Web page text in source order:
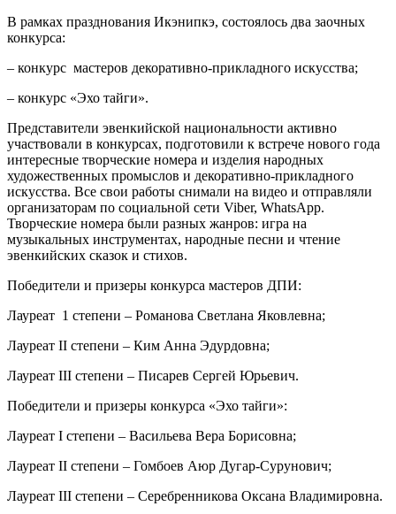
В рамках празднования Икэнипкэ, состоялось два заочных
конкурса:
– конкурс мастеров декоративно-прикладного искусства;
– конкурс «Эхо тайги».
Представители эвенкийской национальности активно
участвовали в конкурсах, подготовили к встрече нового года
интересные творческие номера и изделия народных
художественных промыслов и декоративно-прикладного
искусства. Все свои работы снимали на видео и отправляли
организаторам по социальной сети Viber, WhatsApp.
Творческие номера были разных жанров: игра на
музыкальных инструментах, народные песни и чтение
эвенкийских сказок и стихов.
Победители и призеры конкурса мастеров ДПИ:
Лауреат 1 степени – Романова Светлана Яковлевна;
Лауреат II cтепени – Ким Анна Эдурдовна;
Лауреат III cтепени – Писарев Сергей Юрьевич.
Победители и призеры конкурса «Эхо тайги»:
Лауреат I cтепени – Васильева Вера Борисовна;
Лауреат II cтепени – Гомбоев Аюр Дугар-Сурунович;
Лауреат III cтепени – Серебренникова Оксана Владимировна.